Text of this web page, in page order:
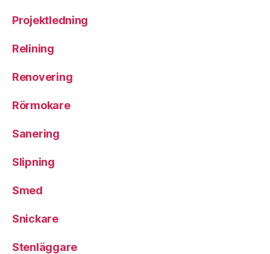
Projektledning
Relining
Renovering
Rörmokare
Sanering
Slipning
Smed
Snickare
Stenläggare